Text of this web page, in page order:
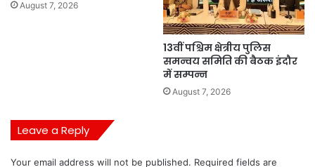
August 7, 2026
13वीं पश्चिम क्षेत्रीय पुलिस
समन्वय समिति की बैठक इंदौर
में सम्पन्न
August 7, 2026
Leave a Reply
Your email address will not be published. Required fields are